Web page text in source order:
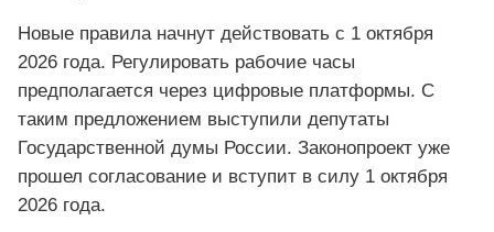
Новые правила начнут действовать с 1 октября
2026 года. Регулировать рабочие часы
предполагается через цифровые платформы. С
таким предложением выступили депутаты
Государственной думы России. Законопроект уже
прошел согласование и вступит в силу 1 октября
2026 года.